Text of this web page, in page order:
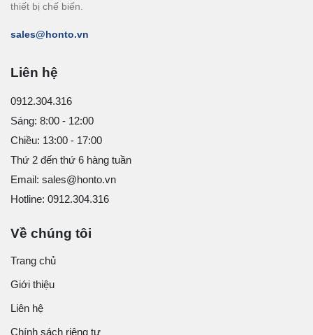
thiết bị chế biến.
sales@honto.vn
Liên hệ
0912.304.316
Sáng: 8:00 - 12:00
Chiều: 13:00 - 17:00
Thứ 2 đến thứ 6 hàng tuần
Email: sales@honto.vn
Hotline: 0912.304.316
Về chúng tôi
Trang chủ
Giới thiệu
Liên hệ
Chính sách riêng tư